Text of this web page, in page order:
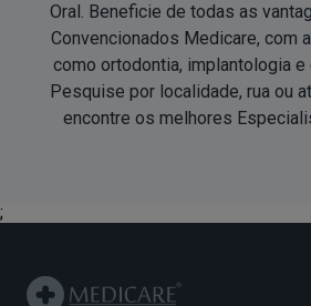
Oral. Beneficie de todas as
Convencionados Medicare, com
como ortodontia, implantologia e
Pesquise por localidade, rua ou
encontre os melhores
;